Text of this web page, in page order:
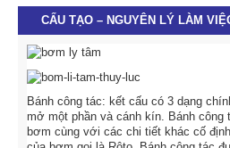
CẤU TẠO – NGUYÊN LÝ LÀM
Bánh công tác: kết cấu có 3 dạng
mở một phần và cánh kín. Bánh
bơm cùng với các chi tiết khác cố